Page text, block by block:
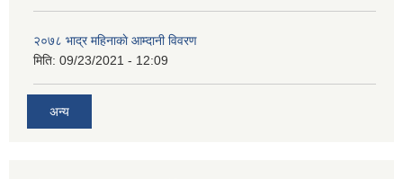
२०७८ भाद्र महिनाकाे आम्दानी विवरण
मिति: 09/23/2021 - 12:09
अन्य